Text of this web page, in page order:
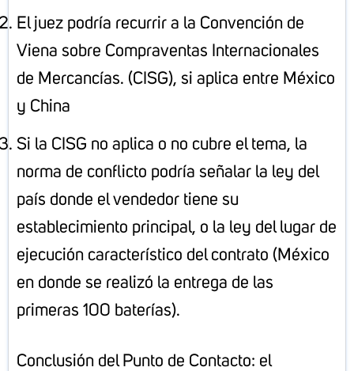
El juez podría recurrir a la Convención de
Viena sobre Compraventas Internacionales
de Mercancías. (CISG), si aplica entre México
y China
Si la CISG no aplica o no cubre el tema, la
norma de conflicto podría señalar la ley del
país donde el vendedor tiene su
establecimiento principal, o la ley del lugar de
ejecución característico del contrato (México
en donde se realizó la entrega de las
primeras 100 baterías).
Conclusión del Punto de Contacto: el